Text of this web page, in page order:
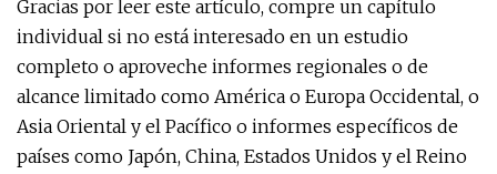
Gracias por leer este artículo, compre un capítulo
individual si no está interesado en un estudio
completo o aproveche informes regionales o de
alcance limitado como América o Europa Occidental, o
Asia Oriental y el Pacífico o informes específicos de
países como Japón, China, Estados Unidos y el Reino